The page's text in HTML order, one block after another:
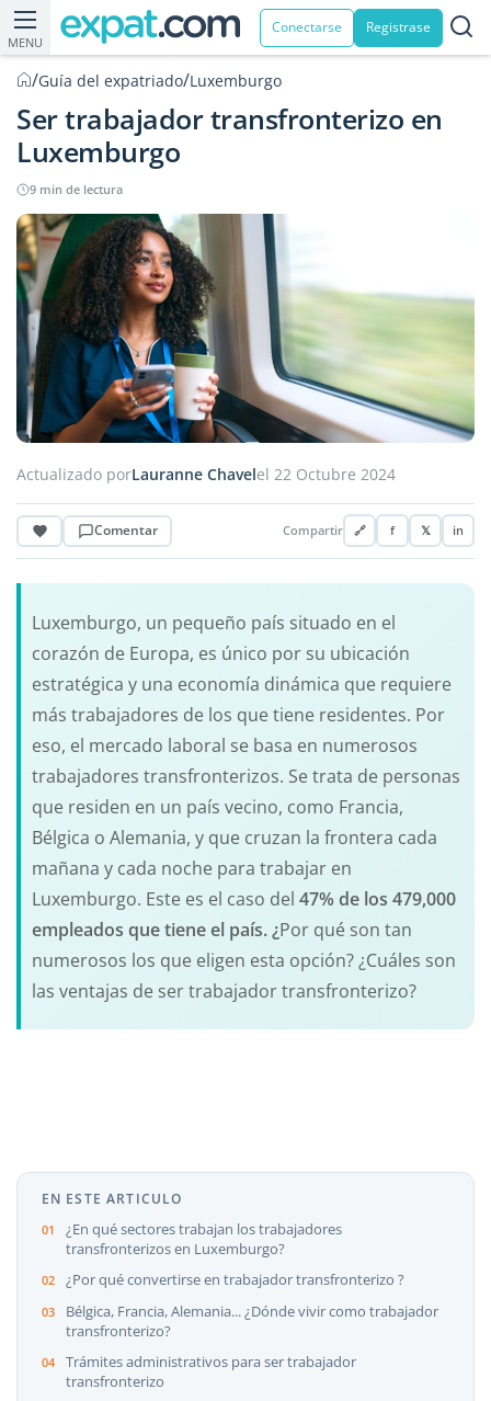
MENU
Conectarse Registrase
/Guía del expatriado/Luxemburgo
Ser trabajador transfronterizo en
Luxemburgo
9 min de lectura
Actualizado porLauranne Chavelel 22 Octubre 2024
Comentar Compartir 🔗 f 𝕏 in
Luxemburgo, un pequeño país situado en el
corazón de Europa, es único por su ubicación
estratégica y una economía dinámica que requiere
más trabajadores de los que tiene residentes. Por
eso, el mercado laboral se basa en numerosos
trabajadores transfronterizos. Se trata de personas
que residen en un país vecino, como Francia,
Bélgica o Alemania, y que cruzan la frontera cada
mañana y cada noche para trabajar en
Luxemburgo. Este es el caso del 47% de los 479,000
empleados que tiene el país. ¿Por qué son tan
numerosos los que eligen esta opción? ¿Cuáles son
las ventajas de ser trabajador transfronterizo?
EN ESTE ARTICULO
¿En qué sectores trabajan los trabajadores
transfronterizos en Luxemburgo?
¿Por qué convertirse en trabajador transfronterizo ?
Bélgica, Francia, Alemania... ¿Dónde vivir como trabajador
transfronterizo?
Trámites administrativos para ser trabajador
transfronterizo